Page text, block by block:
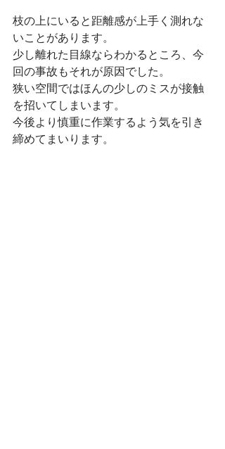
枝の上にいると距離感が上手く測れな
いことがあります。
少し離れた目線ならわかるところ、今
回の事故もそれが原因でした。
狭い空間ではほんの少しのミスが接触
を招いてしまいます。
今後より慎重に作業するよう気を引き
締めてまいります。